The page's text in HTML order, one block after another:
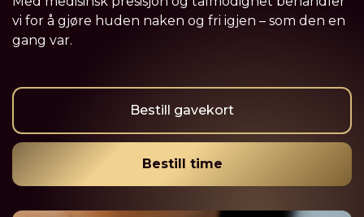
vi for å gjøre huden naken og fri igjen – som den en
gang var.
Bestill gavekort
Bestill time